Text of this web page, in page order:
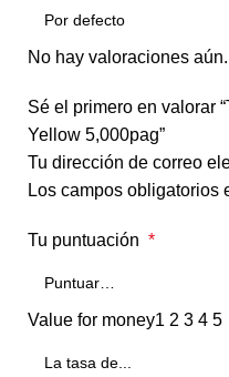
No hay valoraciones aún.
Sé el primero en valorar
Yellow 5,000pag”
Tu dirección de correo
Los campos obligatorios
Tu puntuación *
Value for money1 2 3 4 5